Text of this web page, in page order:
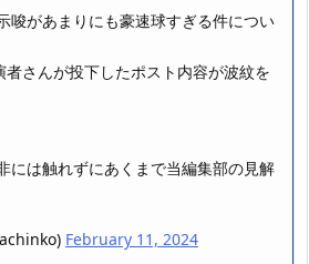
唆があまりにも豪速球すぎる件につい
さんが投下したポスト内容が波紋を
には触れずにあくまで当編集部の見解
February 11, 2024